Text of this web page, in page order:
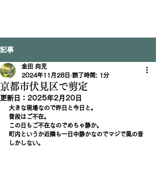
記事
京都市伏見区で剪定
金田 向充
2024年11月28日 読了時間: 1分
更新日： 2025年2月20日
大きな現場なので昨日と今日と。
普段はご不在。
この日もご不在なのでめちゃ静か。
町内というか近隣も一日中静かなのでマジで風の音
しかしない。